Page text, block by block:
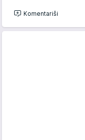
Komentariši